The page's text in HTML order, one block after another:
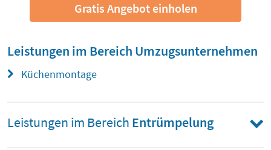
Gratis Angebot einholen
Leistungen im Bereich Umzugsunternehmen
Küchenmontage
Leistungen im Bereich Entrümpelung